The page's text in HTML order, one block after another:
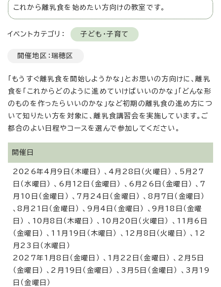
これから離乳食を始めたい方向けの教室です。
イベントカテゴリ： 子ども・子育て
開催地区：瑞穂区
「もうすぐ離乳食を開始しようかな」とお思いの方向けに、離乳
食を「これからどのように進めていけばいいのかな」「どんな形
のものを作ったらいいのかな」など初期の離乳食の進め方につ
いて知りたい方を対象に、離乳食講習会を実施しています。ご
都合のよい日程やコースを選んで参加してください。
開催日
2026年4月9日（木曜日） 、4月28日（火曜日） 、5月27
日（水曜日） 、6月12日（金曜日） 、6月26日（金曜日） 、7
月10日（金曜日） 、7月24日（金曜日） 、8月7日（金曜日）
、8月21日（金曜日） 、9月4日（金曜日） 、9月18日（金曜
日） 、10月8日（木曜日） 、10月20日（火曜日） 、11月6日
（金曜日） 、11月19日（木曜日） 、12月8日（火曜日） 、12
月23日（水曜日）
2027年1月8日（金曜日） 、1月22日（金曜日） 、2月5日
（金曜日） 、2月19日（金曜日） 、3月5日（金曜日） 、3月19
日（金曜日）